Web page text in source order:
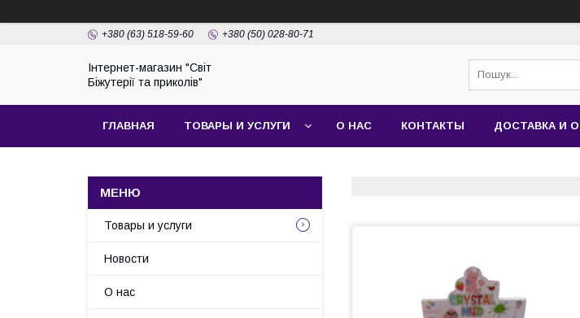
+380 (63) 518-59-60 +380 (50) 028-80-71
Інтернет-магазин "Світ
Біжутерії та приколів"
ГЛАВНАЯ ТОВАРЫ И УСЛУГИ О НАС КОНТАКТЫ ДОСТАВКА И
Товары и услуги
Новости
О нас